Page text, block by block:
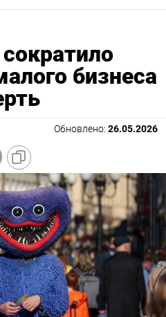
бизнеса
Обновлено: 26.05.2026